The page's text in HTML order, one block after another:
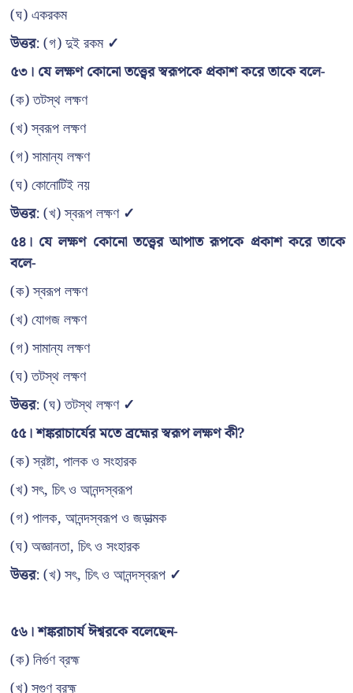
(ঘ) একরকম
উত্তর: (গ) দুই রকম ✓
৫৩। যে লক্ষণ কোনো তত্ত্বের স্বরূপকে প্রকাশ করে তাকে বলে-
(ক) তটস্থ লক্ষণ
(খ) স্বরূপ লক্ষণ
(গ) সামান্য লক্ষণ
(ঘ) কোনোটিই নয়
উত্তর: (খ) স্বরূপ লক্ষণ ✓
৫৪। যে লক্ষণ কোনো তত্ত্বের আপাত রূপকে প্রকাশ করে তাকে
বলে-
(ক) স্বরূপ লক্ষণ
(খ) যোগজ লক্ষণ
(গ) সামান্য লক্ষণ
(ঘ) তটস্থ লক্ষণ
উত্তর: (ঘ) তটস্থ লক্ষণ ✓
৫৫। শঙ্করাচার্যের মতে ব্রহ্মের স্বরূপ লক্ষণ কী?
(ক) স্রষ্টা, পালক ও সংহারক
(খ) সৎ, চিৎ ও আনন্দস্বরূপ
(গ) পালক, আনন্দস্বরূপ ও জড়াত্মক
(ঘ) অজ্ঞানতা, চিৎ ও সংহারক
উত্তর: (খ) সৎ, চিৎ ও আনন্দস্বরূপ ✓
৫৬। শঙ্করাচার্য ঈশ্বরকে বলেছেন-
(ক) নির্গুণ ব্রহ্ম